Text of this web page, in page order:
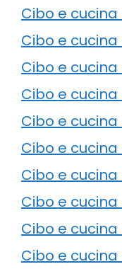
Cibo e
Cibo e
Cibo e
Cibo e
Cibo e
Cibo e
Cibo e
Cibo e
Cibo e
Cibo e